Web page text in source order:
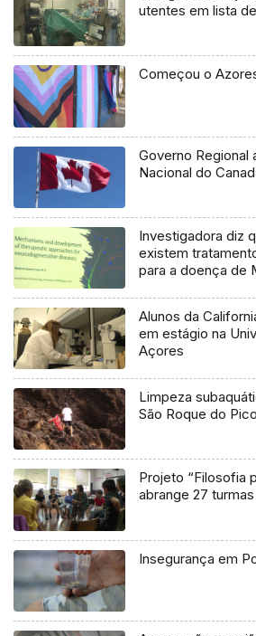
utentes em lista
Começou o
Governo Regional
Nacional do
Investigadora diz
existem
para a doença de
Alunos da
em estágio na
Açores
Limpeza
São Roque do Pico
Projeto “Filosofia
abrange 27
Insegurança em